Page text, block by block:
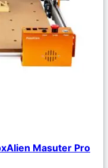
Masuter Pro